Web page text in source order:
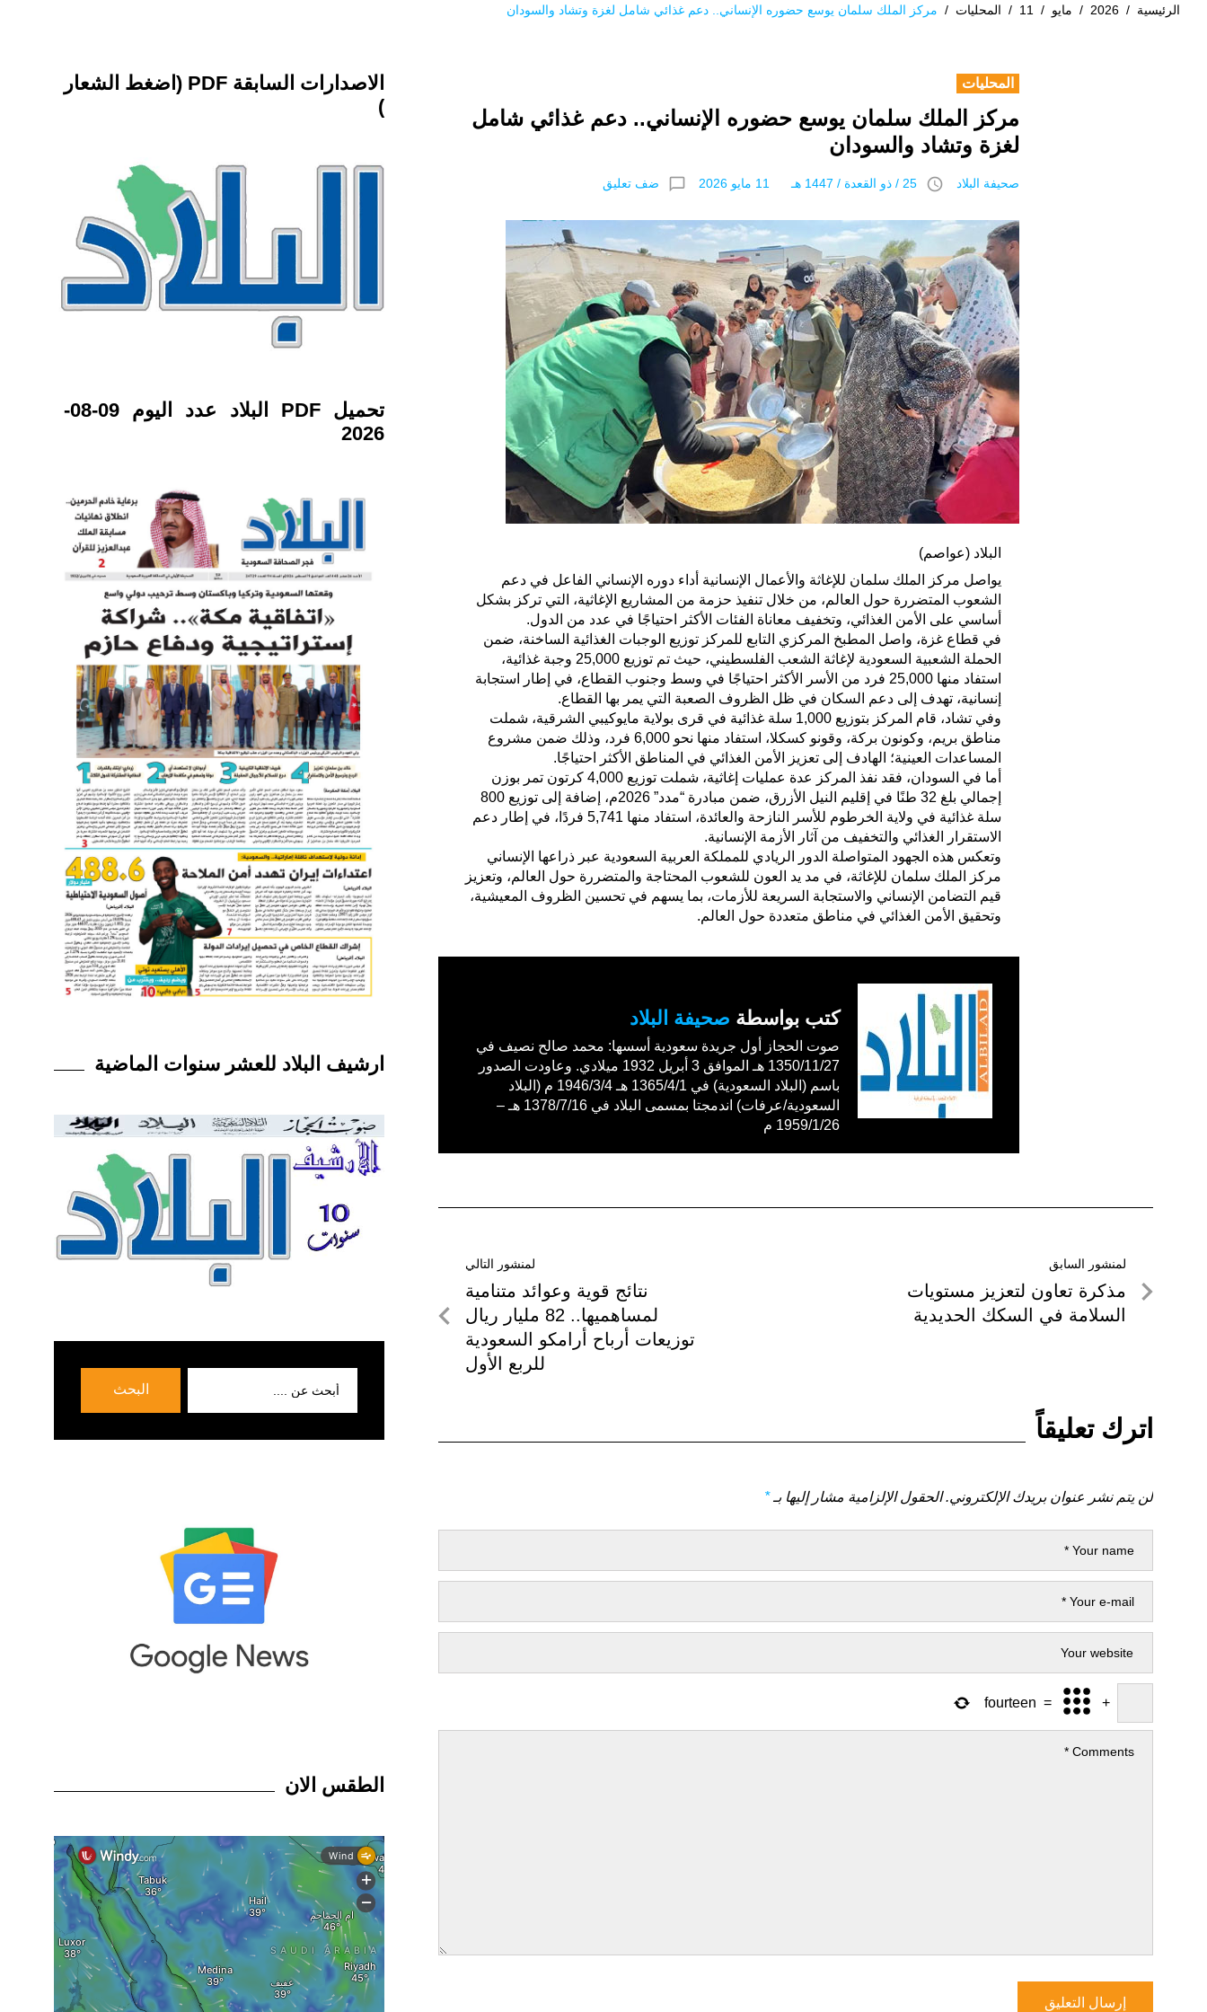
الرئيسية /
2026
/ مايو /
11
/ المحليات / مركز الملك سلمان يوسع حضوره الإنساني.. دعم غذائي شامل لغزة وتشاد والسودان
المحليات
مركز الملك سلمان يوسع حضوره الإنساني.. دعم غذائي شامل
لغزة وتشاد والسودان
صحيفة البلاد access_time 25 / ذو القعدة / 1447 هـ 11 مايو 2026 chat_bubble_outline ضف تعليق
البلاد (عواصم)
يواصل مركز الملك سلمان للإغاثة والأعمال الإنسانية أداء دوره الإنساني الفاعل في دعم
الشعوب المتضررة حول العالم، من خلال تنفيذ حزمة من المشاريع الإغاثية، التي تركز بشكل
أساسي على الأمن الغذائي، وتخفيف معاناة الفئات الأكثر احتياجًا في عدد من الدول.
في قطاع غزة، واصل المطبخ المركزي التابع للمركز توزيع الوجبات الغذائية الساخنة، ضمن
الحملة الشعبية السعودية لإغاثة الشعب الفلسطيني، حيث تم توزيع 25,000 وجبة غذائية،
استفاد منها 25,000 فرد من الأسر الأكثر احتياجًا في وسط وجنوب القطاع، في إطار استجابة
إنسانية، تهدف إلى دعم السكان في ظل الظروف الصعبة التي يمر بها القطاع.
وفي تشاد، قام المركز بتوزيع 1,000 سلة غذائية في قرى بولاية مايوكيبي الشرقية، شملت
مناطق بريم، وكونون بركة، وقونو كسكلا، استفاد منها نحو 6,000 فرد، وذلك ضمن مشروع
المساعدات العينية؛ الهادف إلى تعزيز الأمن الغذائي في المناطق الأكثر احتياجًا.
أما في السودان، فقد نفذ المركز عدة عمليات إغاثية، شملت توزيع 4,000 كرتون تمر بوزن
إجمالي بلغ 32 طنًا في إقليم النيل الأزرق، ضمن مبادرة “مدد” 2026م، إضافة إلى توزيع 800
سلة غذائية في ولاية الخرطوم للأسر النازحة والعائدة، استفاد منها 5,741 فردًا، في إطار دعم
الاستقرار الغذائي والتخفيف من آثار الأزمة الإنسانية.
وتعكس هذه الجهود المتواصلة الدور الريادي للمملكة العربية السعودية عبر ذراعها الإنساني
مركز الملك سلمان للإغاثة، في مد يد العون للشعوب المحتاجة والمتضررة حول العالم، وتعزيز
قيم التضامن الإنساني والاستجابة السريعة للأزمات، بما يسهم في تحسين الظروف المعيشية،
وتحقيق الأمن الغذائي في مناطق متعددة حول العالم.
كتب بواسطة صحيفة البلاد
صوت الحجاز أول جريدة سعودية أسسها: محمد صالح نصيف في
1350/11/27 هـ الموافق 3 أبريل 1932 ميلادي. وعاودت الصدور
باسم (البلاد السعودية) في 1365/4/1 هـ 1946/3/4 م (البلاد
السعودية/عرفات) اندمجتا بمسمى البلاد في 1378/7/16 هـ –
1959/1/26 م
تصفّح
المقالات
لمنشور السابق
لمنشور
السابق
مذكرة تعاون لتعزيز مستويات
السلامة في السكك الحديدية
لمنشور التالي
لمنشور
التالي
نتائج قوية وعوائد متنامية
لمساهميها.. 82 مليار ريال
توزيعات أرباح أرامكو السعودية
للربع الأول
اترك تعليقاً
لن يتم نشر عنوان بريدك الإلكتروني. الحقول الإلزامية مشار إليها بـ*
+
=
fourteen
الاصدارات السابقة PDF (اضغط الشعار
)
تحميل PDF البلاد عدد اليوم 09-08-
2026
ارشيف البلاد للعشر سنوات الماضية
البحث
الطقس الان